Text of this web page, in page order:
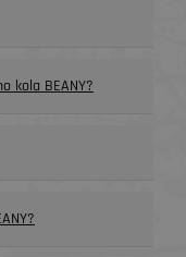
kola BEANY?